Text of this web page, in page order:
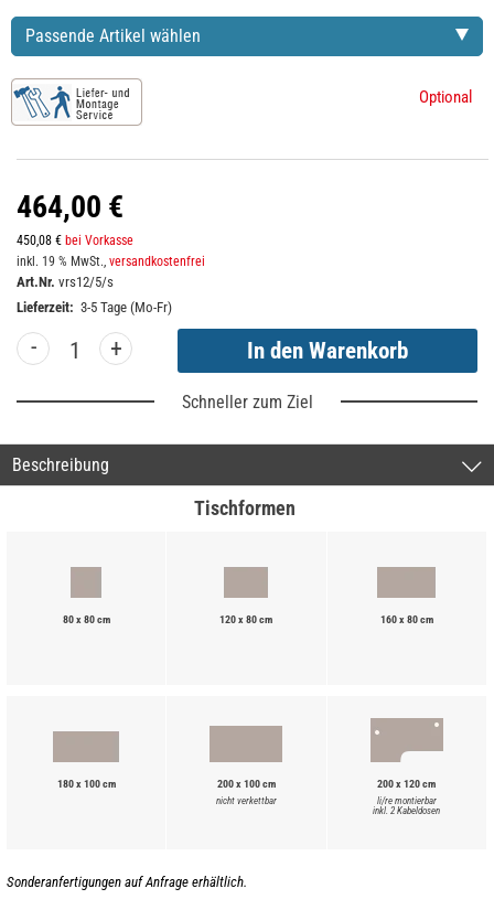
Passende Artikel wählen
Optional
464,00 €
450,08 € bei Vorkasse
inkl. 19 % MwSt., versandkostenfrei
Art.Nr. vrs12/5/s
Lieferzeit: 3-5 Tage (Mo-Fr)
- +
Schneller zum Ziel
Beschreibung
Tischformen
80 x 80 cm 120 x 80 cm 160 x 80 cm
180 x 100 cm 200 x 100 cm
nicht verkettbar
200 x 120 cm
li/re montierbar
inkl. 2 Kabeldosen
Sonderanfertigungen auf Anfrage erhältlich.